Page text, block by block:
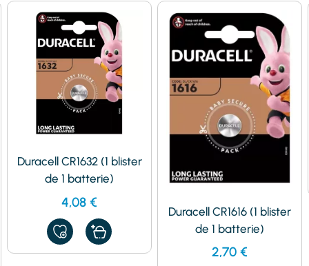
Duracell CR1632 (1 blister
de 1 batterie)
4,08 €
AJOUTER
À
MES
Duracell CR1616 (1 blister
de 1 batterie)
2,70 €